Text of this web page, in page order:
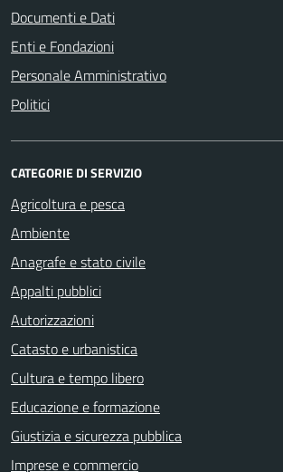
Documenti e Dati
Enti e Fondazioni
Personale Amministrativo
Politici
CATEGORIE DI SERVIZIO
Agricoltura e pesca
Ambiente
Anagrafe e stato civile
Appalti pubblici
Autorizzazioni
Catasto e urbanistica
Cultura e tempo libero
Educazione e formazione
Giustizia e sicurezza pubblica
Imprese e commercio